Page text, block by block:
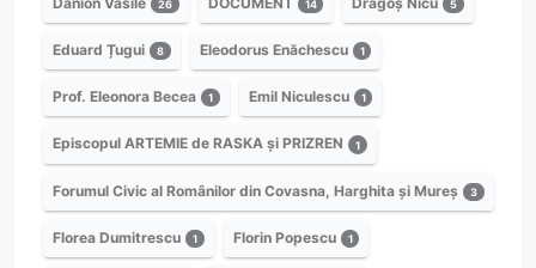
26 14 5
Eduard Țugui 8 Eleodorus Enăchescu 1
Prof. Eleonora Becea 1 Emil Niculescu 1
Episcopul ARTEMIE de RASKA și PRIZREN 1
Forumul Civic al Românilor din Covasna, Harghita și Mureș 3
Florea Dumitrescu 1 Florin Popescu 1